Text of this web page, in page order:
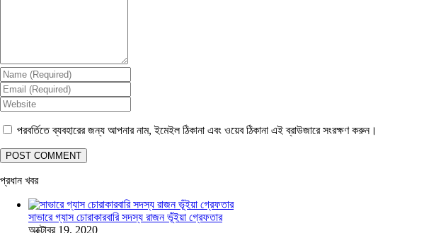
পরবর্তিতে ব্যবহারের জন্য আপনার নাম, ইমেইল ঠিকানা এবং ওয়েব ঠিকানা এই ব্রাউজারে সংরক্ষণ করুন।
প্রধান খবর
সাভারে গ্যাস চোরাকারবারি সদস্য রাজন ভূঁইয়া গ্রেফতার
অক্টোবর 19, 2020